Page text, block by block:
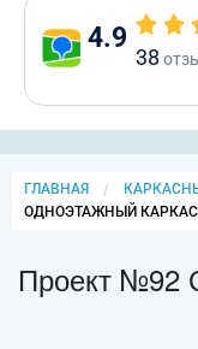
4.9
38
ГЛАВНАЯ
CURRENT:
ОДНОЭТАЖНЫЙ
Проект №92